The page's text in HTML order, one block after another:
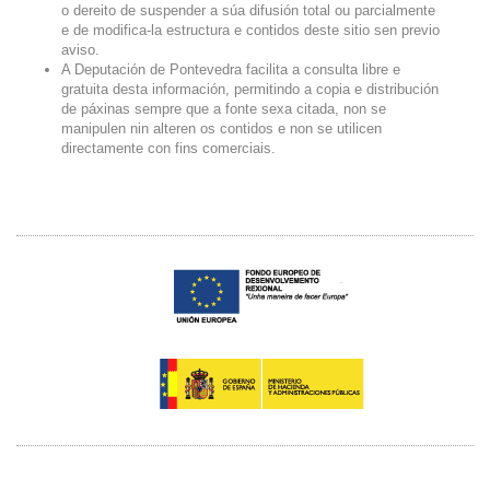
o dereito de suspender a súa difusión total ou parcialmente
e de modifica-la estructura e contidos deste sitio sen previo
aviso.
A Deputación de Pontevedra facilita a consulta libre e
gratuita desta información, permitindo a copia e distribución
de páxinas sempre que a fonte sexa citada, non se
manipulen nin alteren os contidos e non se utilicen
directamente con fins comerciais.